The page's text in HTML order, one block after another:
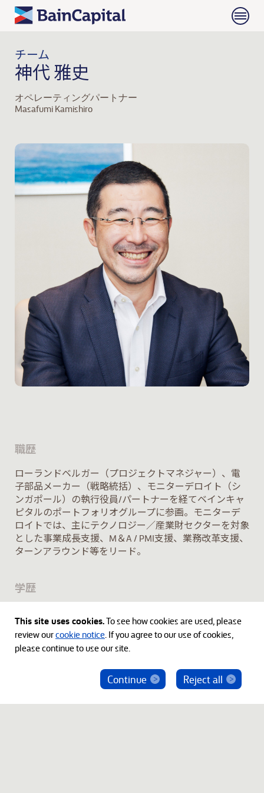
チーム
神代 雅史
オペレーティングパートナー
Masafumi Kamishiro
職歴
ローランドベルガー（プロジェクトマネジャー）、電
子部品メーカー（戦略統括）、モニターデロイト（シ
ンガポール）の執行役員/パートナーを経てベインキャ
ピタルのポートフォリオグループに参画。モニターデ
ロイトでは、主にテクノロジー／産業財セクターを対象
とした事業成長支援、M＆A / PMI支援、業務改革支援、
ターンアラウンド等をリード。
学歴
ベインキャピタル社員を騙った投資勧誘にご注意
This site uses cookies.To see how cookies are used, please
review ourcookie notice. If you agree to our use of cookies,
please continue to use our site.
Reject all
Continue